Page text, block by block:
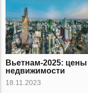
Вьетнам-2025:
недвижимости
18.11.2023